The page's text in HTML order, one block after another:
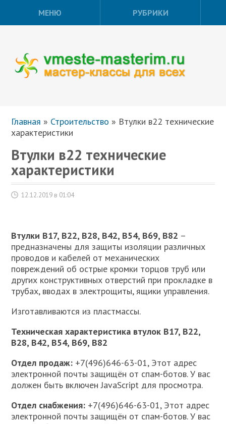
МЕНЮ РУБРИКИ
Главная » Строительство » Втулки в22 технические
характеристики
Втулки в22 технические
характеристики
12.12.2019 в 01:04
Втулки В17, В22, В28, В42, В54, В69, В82 –
предназначены для защиты изоляции различных
проводов и кабелей от механических
повреждений oб острые кромки торцов труб или
дpугих конструктивных отвеpстий при прокладке в
трубах, вводах в электрощиты, ящики управления.
Изготавливаются из пластмассы.
Техническая характеристика втулок В17, В22,
В28, В42, В54, В69, В82
Отдел продаж: +7(496)646-63-01, Этот адрес
электронной почты защищён от спам-ботов. У вас
должен быть включен JavaScript для просмотра.
Отдел снабжения: +7(496)646-63-01, Этот адрес
электронной почты защищён от спам-ботов. У вас